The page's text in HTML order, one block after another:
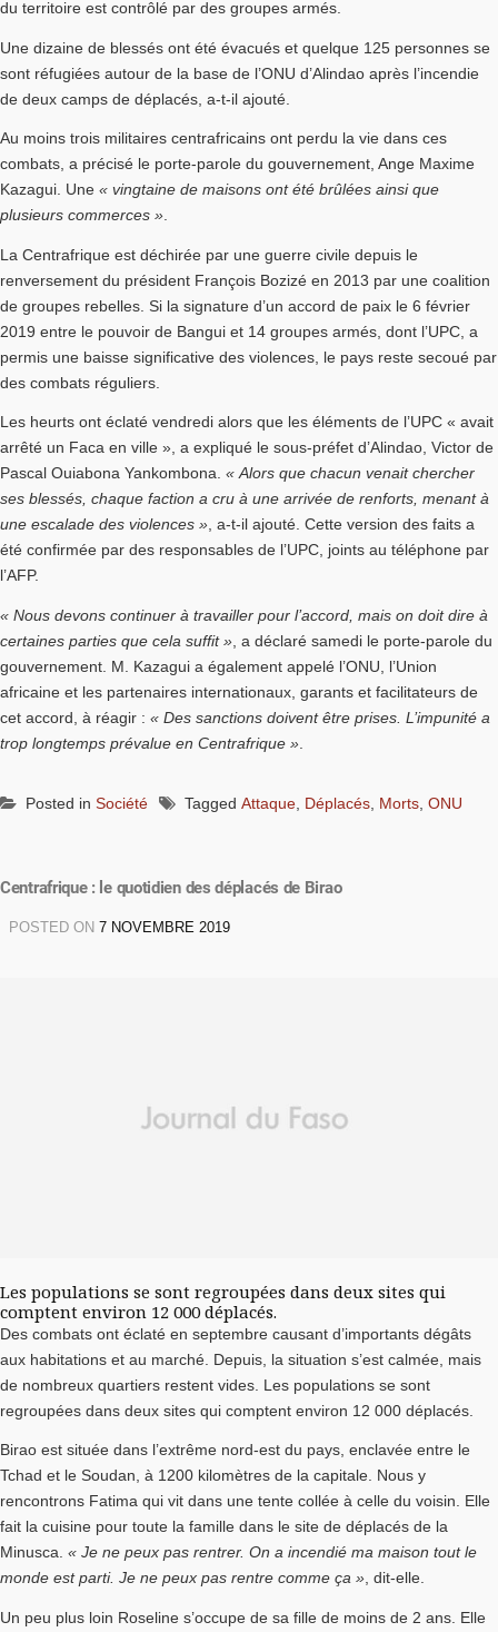
du territoire est contrôlé par des groupes armés.
Une dizaine de blessés ont été évacués et quelque 125 personnes se
sont réfugiées autour de la base de l’ONU d’Alindao après l’incendie
de deux camps de déplacés, a-t-il ajouté.
Au moins trois militaires centrafricains ont perdu la vie dans ces
combats, a précisé le porte-parole du gouvernement, Ange Maxime
Kazagui. Une « vingtaine de maisons ont été brûlées ainsi que
plusieurs commerces »
La Centrafrique est déchirée par une guerre civile depuis le
renversement du président François Bozizé en 2013 par une coalition
de groupes rebelles. Si la signature d’un accord de paix le 6 février
2019 entre le pouvoir de Bangui et 14 groupes armés, dont l’UPC, a
permis une baisse significative des violences, le pays reste secoué par
des combats réguliers.
Les heurts ont éclaté vendredi alors que les éléments de l’UPC « avait
arrêté un Faca en ville », a expliqué le sous-préfet d’Alindao, Victor de
Pascal Ouiabona Yankombona. « Alors que chacun venait chercher
ses blessés, chaque faction a cru à une arrivée de renforts, menant à
une escalade des violences », a-t-il ajouté. Cette version des faits a
été confirmée par des responsables de l’UPC, joints au téléphone par
l’AFP.
« Nous devons continuer à travailler pour l’accord, mais on doit dire à
certaines parties que cela suffit » , a déclaré samedi le porte-parole du
gouvernement. M. Kazagui a également appelé l’ONU, l’Union
africaine et les partenaires internationaux, garants et facilitateurs de
cet accord, à réagir : « Des sanctions doivent être prises. L’impunité a
trop longtemps prévalue en Centrafrique »
Posted in Société Tagged Attaque Déplacés Morts ONU
Centrafrique : le quotidien des déplacés de Birao
POSTED ON 7 NOVEMBRE 2019
Les populations se sont regroupées dans deux sites qui
comptent environ 12 000 déplacés.
Des combats ont éclaté en septembre causant d’importants dégâts
aux habitations et au marché. Depuis, la situation s’est calmée, mais
de nombreux quartiers restent vides. Les populations se sont
regroupées dans deux sites qui comptent environ 12 000 déplacés.
Birao est située dans l’extrême nord-est du pays, enclavée entre le
Tchad et le Soudan, à 1200 kilomètres de la capitale. Nous y
rencontrons Fatima qui vit dans une tente collée à celle du voisin. Elle
fait la cuisine pour toute la famille dans le site de déplacés de la
Minusca. « Je ne peux pas rentrer. On a incendié ma maison tout le
monde est parti. Je ne peux pas rentre comme ça », dit-elle.
Un peu plus loin Roseline s’occupe de sa fille de moins de 2 ans. Elle